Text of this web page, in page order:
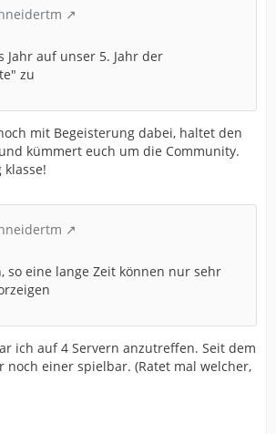
Jahr auf unser 5. Jahr der
zu
mit Begeisterung dabei, haltet den
kümmert euch um die Community.
so eine lange Zeit können nur sehr
ich auf 4 Servern anzutreffen. Seit dem
noch einer spielbar. (Ratet mal welcher,